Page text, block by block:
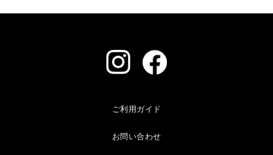
ご利用ガイド
お問い合わせ